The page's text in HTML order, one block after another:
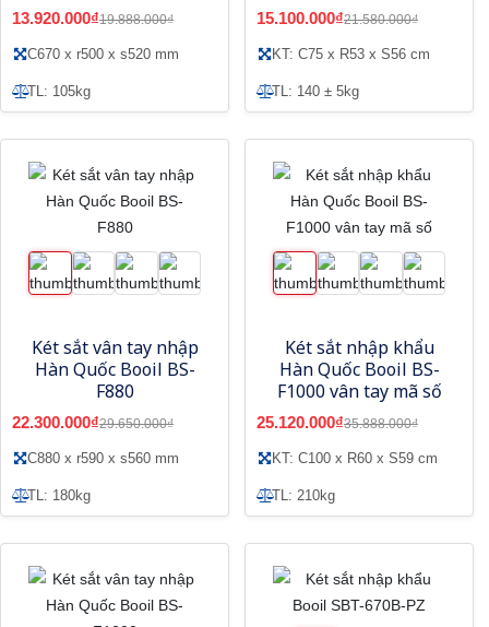
13.920.000₫19.888.000₫
C670 x r500 x s520 mm
TL: 105kg
15.100.000₫21.580.000₫
KT: C75 x R53 x S56 cm
TL: 140 ± 5kg
Két sắt vân tay nhập
Hàn Quốc Booil BS-
F880
22.300.000₫29.650.000₫
C880 x r590 x s560 mm
TL: 180kg
Két sắt nhập khẩu
Hàn Quốc Booil BS-
F1000 vân tay mã số
25.120.000₫35.888.000₫
KT: C100 x R60 x S59 cm
TL: 210kg